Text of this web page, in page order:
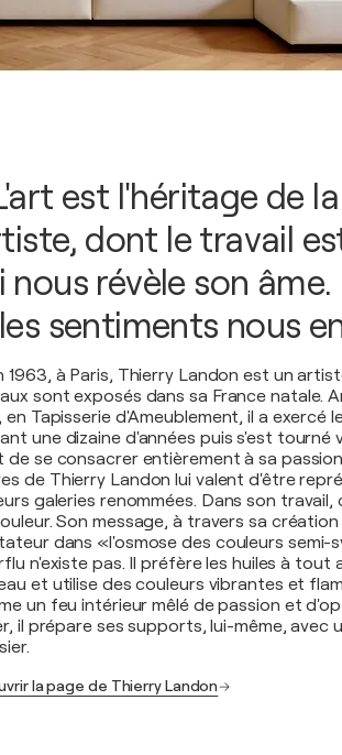
est l'héritage de
dont le travail
nous révèle son
sentiments nous
1963, à Paris, Thierry Landon est un
sont exposés dans sa France natale.
en Tapisserie d'Ameublement, il a exercé
une dizaine d'années puis s'est tourné
de se consacrer entièrement à sa
de Thierry Landon lui valent d'être
galeries renommées. Dans son
Son message, à travers sa
dans «l'osmose des couleurs semi-
n'existe pas. Il préfère les huiles à tout
et utilise des couleurs vibrantes et
un feu intérieur mêlé de passion et
il prépare ses supports, lui-même, avec
la page de Thierry Landon